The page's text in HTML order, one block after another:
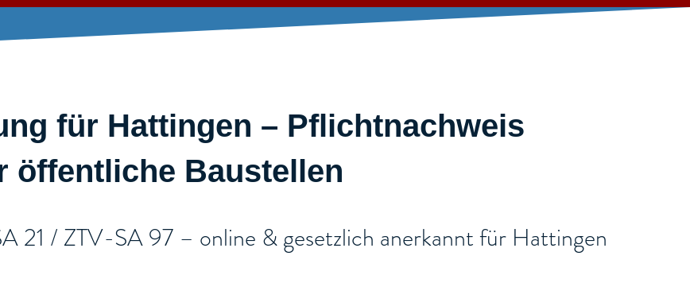
für Hattingen – Pflichtnachweis
öffentliche Baustellen​
21 / ZTV-SA 97 – online & gesetzlich anerkannt für Hattingen